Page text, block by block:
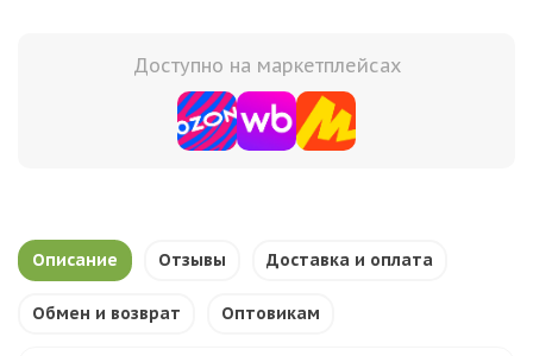
Доступно на маркетплейсах
Описание Отзывы Доставка и оплата
Обмен и возврат Оптовикам